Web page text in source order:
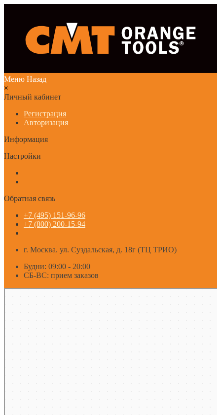
Меню Назад
×
Личный кабинет
Регистрация
Авторизация
Информация
Настройки
Обратная связь
+7 (495) 151-96-96
+7 (800) 200-15-94
г. Москва. ул. Суздальская, д. 18г (ТЦ ТРИО)
Будни: 09:00 - 20:00
СБ-ВС: прием заказов